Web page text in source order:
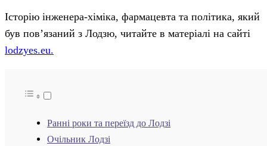
Історію інженера-хіміка, фармацевта та політика, який
був пов’язаний з Лодзю, читайте в матеріалі на сайті
lodzyes.eu.
Ранні роки та переїзд до Лодзі
Очільник Лодзі